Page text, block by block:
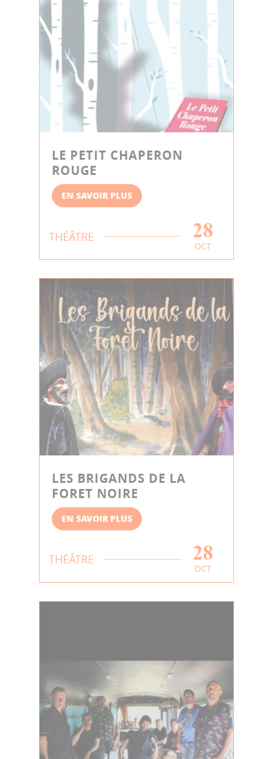
LE PETIT CHAPERON
ROUGE
EN SAVOIR PLUS
THÉÂTRE 28
OCT
LES BRIGANDS DE LA
FORET NOIRE
EN SAVOIR PLUS
THÉÂTRE 28
OCT